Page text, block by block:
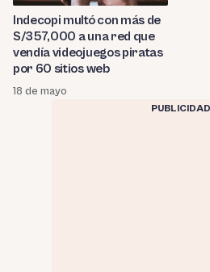
Indecopi multó con más de
S/357,000 a una red que
vendía videojuegos piratas
por 60 sitios web
18 de mayo
PUBLICIDAD